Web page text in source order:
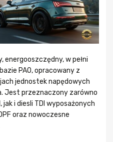
energooszczędny, w pełni
PAO, opracowany z
jednostek napędowych
Jest przeznaczony zarówno
i diesli TDI wyposażonych
oraz nowoczesne